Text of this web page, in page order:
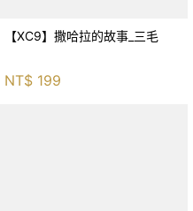
【XC9】撒哈拉的故事_三毛
NT$ 199